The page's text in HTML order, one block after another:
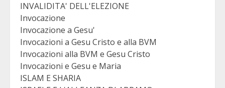
INVALIDITA' DELL'ELEZIONE
Invocazione
Invocazione a Gesu'
Invocazioni a Gesu Cristo e alla BVM
Invocazioni alla BVM e Gesu Cristo
Invocazioni e Gesu e Maria
ISLAM E SHARIA